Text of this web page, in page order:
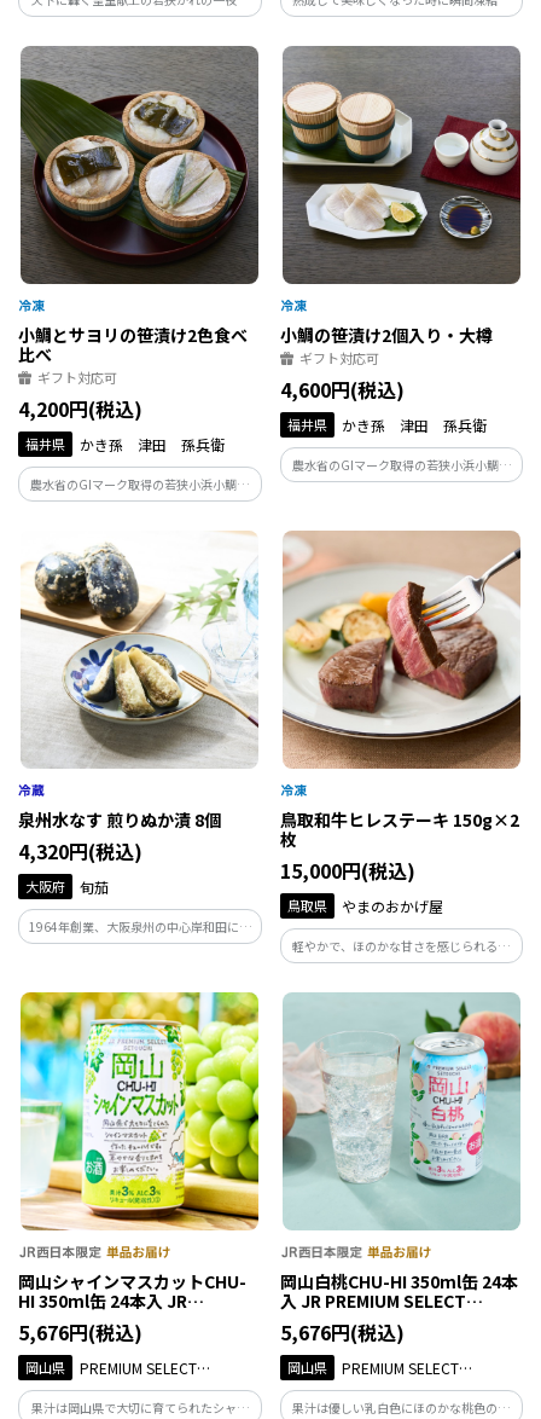
し。ほんのり甘くて上品な旨味かれの中
でも特別な存在の若狭物
小鯛笹漬、ノドグロ、ヒゲタラ昆布締、
かぎ孫女将一押しの技の集大成
小鯛とサヨリの笹漬け2色食べ
比べ
ギフト対応可
4,200円(税込)
福井県 かき孫 津田 孫兵衛
農水省のGIマーク取得の若狭小浜小鯛笹
漬けとサヨリの笹漬けの食べ比べ・杉の
木箱で魚の旨味を濃縮熟成させた旨味の
濃いお刺身、昆布の旨味で生臭みが無
く、鮨種やお茶漬け、しゃぶしゃぶでお
楽しみください。
小鯛の笹漬け2個入り・大樽
ギフト対応可
4,600円(税込)
福井県 かき孫 津田 孫兵衛
農水省のGIマーク取得の若狭小浜小鯛笹
漬け・杉の木樽で小鯛の旨味を濃縮熟成
生臭みが無く、鮨種やお茶漬け、しゃぶ
泉州水なす 煎りぬか漬 8個
4,320円(税込)
大阪府 旬茄
1964年創業、大阪泉州の中心岸和田に店
を構える「旬茄 (しゅんか) 」。直営農園
野菜をメインに旬のおつけものを製造・
販売しているおつけもの専門店の味をぜ
ひお試しください。
鳥取和牛ヒレステーキ 150g×2
枚
15,000円(税込)
鳥取県 やまのおかげ屋
軽やかで、ほのかな甘さを感じられる最
高級のヒレステーキです。
岡山シャインマスカットCHU-
HI 350ml缶 24本入 JR
PREMIUM SELECT SETOUCHI
5,676円(税込)
岡山県
PREMIUM SELECT
SETOUCHI
果汁は岡山県で大切に育てられたシャイ
岡山白桃CHU-HI 350ml缶 24本
入 JR PREMIUM SELECT
SETOUCHI
5,676円(税込)
岡山県
PREMIUM SELECT
SETOUCHI
果汁は優しい乳白色にほのかな桃色の岡